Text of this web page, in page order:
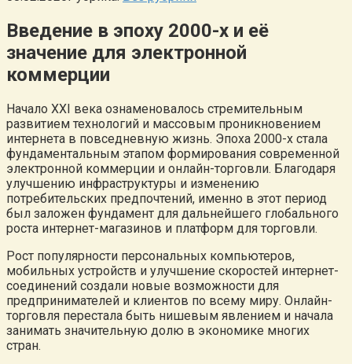
Введение в эпоху 2000-х и её
значение для электронной
коммерции
Начало XXI века ознаменовалось стремительным
развитием технологий и массовым проникновением
интернета в повседневную жизнь. Эпоха 2000-х стала
фундаментальным этапом формирования современной
электронной коммерции и онлайн-торговли. Благодаря
улучшению инфраструктуры и изменению
потребительских предпочтений, именно в этот период
был заложен фундамент для дальнейшего глобального
роста интернет-магазинов и платформ для торговли.
Рост популярности персональных компьютеров,
мобильных устройств и улучшение скоростей интернет-
соединений создали новые возможности для
предпринимателей и клиентов по всему миру. Онлайн-
торговля перестала быть нишевым явлением и начала
занимать значительную долю в экономике многих
стран.